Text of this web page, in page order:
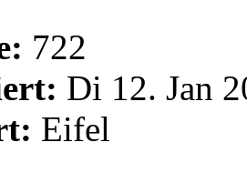
722
Di 12. Jan
Eifel